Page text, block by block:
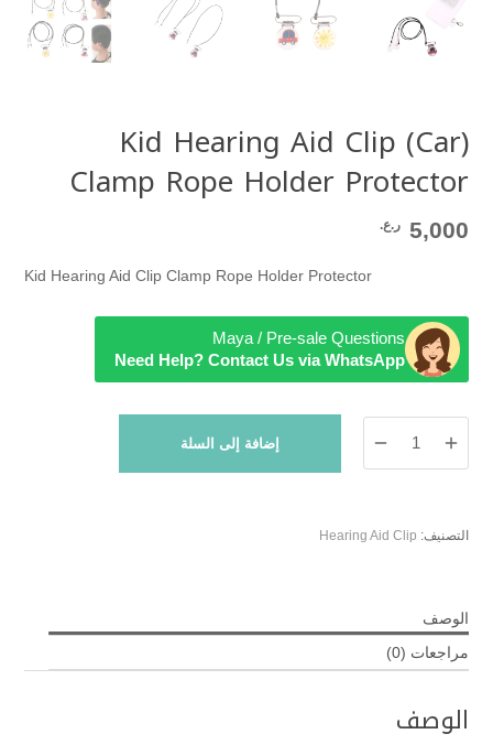
(Car) Kid Hearing Aid Clip
Clamp Rope Holder Protector
5,000 ر.ع.
Kid Hearing Aid Clip Clamp Rope Holder Protector
Maya / Pre-sale Questions
Need Help? Contact Us via WhatsApp
Aid
Holder
Protector
إضافة إلى السلة
التصنيف: Hearing Aid Clip
الوصف
مراجعات (0)
الوصف